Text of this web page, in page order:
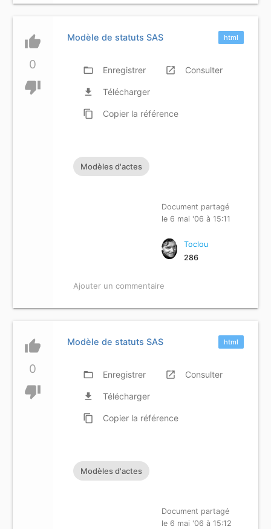
thumb_up
0
thumb_down
html
Modèle de statuts SAS
folder_open Enregistrer launch Consulter
file_download Télécharger
content_copy Copier la référence
Modèles d'actes
Document partagé
le 6 mai '06 à 15:11
Toclou
286
Ajouter un commentaire
thumb_up
0
thumb_down
html
Modèle de statuts SAS
folder_open Enregistrer launch Consulter
file_download Télécharger
content_copy Copier la référence
Modèles d'actes
Document partagé
le 6 mai '06 à 15:12